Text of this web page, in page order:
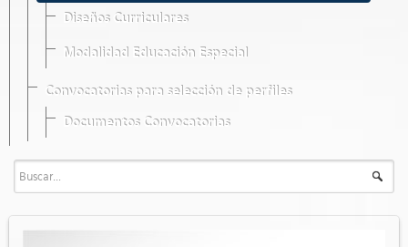
Diseños Curriculares
Modalidad Educación Especial
Convocatorias para selección de perfiles
Documentos Convocatorias